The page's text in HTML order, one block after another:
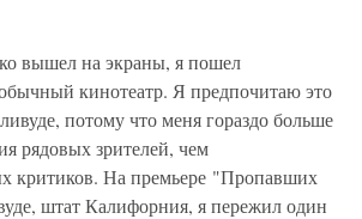
вышел на экраны, я пошел
кинотеатр. Я предпочитаю это
потому что меня гораздо больше
рядовых зрителей, чем
критиков. На премьере "Пропавших
штат Калифорния, я пережил один